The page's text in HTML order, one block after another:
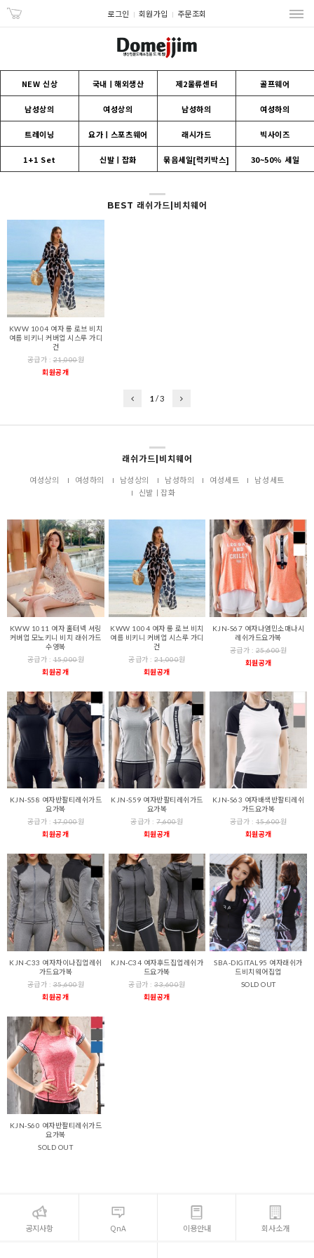
로그인 회원가입 주문조회
NEW 신상 국내ㅣ해외생산 제2물류센터 골프웨어
남성상의 여성상의 남성하의 여성하의
트레이닝 요가ㅣ스포츠웨어 래시가드 빅사이즈
1+1 Set 신발ㅣ잡화 묶음세일[럭키박스] 30~50% 세일
BEST 래쉬가드|비치웨어
KWW 1004 여자 롱 로브 비치
여름 비키니 커버업 시스루 가디
건
공급가 :21,000원
회원공개
1 /3
래쉬가드|비치웨어
여성상의 여성하의 남성상의 남성하의 여성세트
남성세트
신발ㅣ잡화
KWW 1011 여자 홀터넥 셔링
커버업 모노키니 비치 래쉬가드
수영복
공급가 :15,000원
회원공개
KWW 1004 여자 롱 로브 비치
여름 비키니 커버업 시스루 가디
건
공급가 :21,000원
회원공개
KJN-S67 여자나염민소매나시
레쉬가드요가복
공급가 : 25,600원
회원공개
KJN-S58 여자반팔티레쉬가드
요가복
공급가 :17,000원
회원공개
KJN-S59 여자반팔티레쉬가드
요가복
공급가 :7,600원
회원공개
KJN-S63 여자배색반팔티레쉬
가드요가복
공급가 : 15,600원
회원공개
KJN-C33 여자차이나집업레쉬
가드요가복
공급가 :35,600원
회원공개
KJN-C34 여자후드집업레쉬가
드요가복
공급가 :33,600원
회원공개
SBA-DIGITAL95 여자래쉬가
드비치웨어집업
SOLD OUT
KJN-S60 여자반팔티레쉬가드
요가복
SOLD OUT
공지사항 QnA 이용안내 회사소개